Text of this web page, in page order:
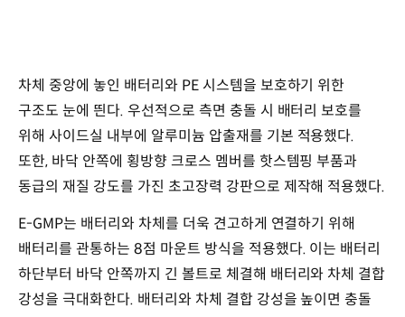
차체 중앙에 놓인 배터리와 PE 시스템을 보호하기 위한
구조도 눈에 띈다. 우선적으로 측면 충돌 시 배터리 보호를
위해 사이드실 내부에 알루미늄 압출재를 기본 적용했다.
또한, 바닥 안쪽에 횡방향 크로스 멤버를 핫스템핑 부품과
동급의 재질 강도를 가진 초고장력 강판으로 제작해 적용했다.
E-GMP는 배터리와 차체를 더욱 견고하게 연결하기 위해
배터리를 관통하는 8점 마운트 방식을 적용했다. 이는 배터리
하단부터 바닥 안쪽까지 긴 볼트로 체결해 배터리와 차체 결합
강성을 극대화한다. 배터리와 차체 결합 강성을 높이면 충돌